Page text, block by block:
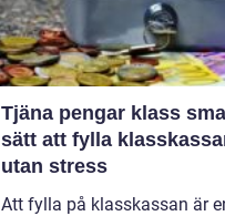
Tjäna pengar klass smarta
sätt att fylla
utan stress
Att fylla på klasskassan är